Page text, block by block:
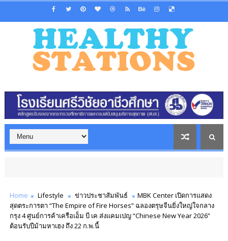
Home Lifestyle ข่าวประชาสัมพันธ์
MBK Center เปิดการแสดง
สุดตระการตา “The Empire of Fire Horses” ฉลองตรุษจีนยิ่งใหญ่ใจกลาง
กรุง 4 ศูนย์การค้าเครือเอ็ม บี เค ส่งแคมเปญ “Chinese New Year 2026”
ต้อนรับปีม้ามหาเฮง ถึง 22 ก.พ.นี้